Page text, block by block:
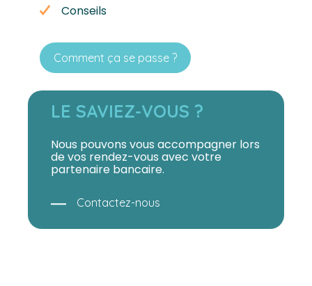
Conseils
Comment ça se passe ?
LE SAVIEZ-VOUS ?
Nous pouvons vous accompagner lors
de vos rendez-vous avec votre
partenaire bancaire.
Contactez-nous